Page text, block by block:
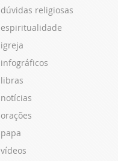
dúvidas religiosas
espiritualidade
igreja
infográficos
libras
notícias
orações
papa
vídeos